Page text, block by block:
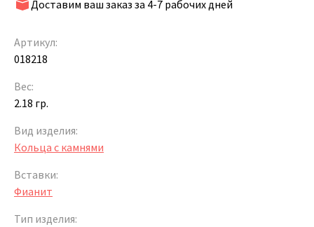
Доставим ваш заказ за 4-7 рабочих дней
Артикул:
018218
Вес:
2.18 гр.
Вид изделия:
Кольца с камнями
Вставки:
Фианит
Тип изделия: